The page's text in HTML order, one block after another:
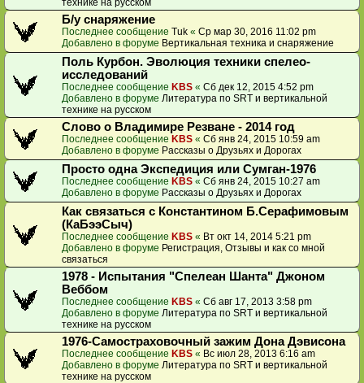
Б/у снаряжение
Последнее сообщение Tuk « Ср мар 30, 2016 11:02 pm
Добавлено в форуме Вертикальная техника и снаряжение
Поль Курбон. Эволюция техники спелео-
исследований
Последнее сообщение KBS « Сб дек 12, 2015 4:52 pm
Добавлено в форуме Литература по SRT и вертикальной
технике на русском
Слово о Владимире Резване - 2014 год
Последнее сообщение KBS « Сб янв 24, 2015 10:59 am
Добавлено в форуме Рассказы о Друзьях и Дорогах
Просто одна Экспедиция или Сумган-1976
Последнее сообщение KBS « Сб янв 24, 2015 10:27 am
Добавлено в форуме Рассказы о Друзьях и Дорогах
Как связаться с Константином Б.Серафимовым
(КаБээСыч)
Последнее сообщение KBS « Вт окт 14, 2014 5:21 pm
Добавлено в форуме Регистрация, Отзывы и как со мной
связаться
1978 - Испытания "Спелеан Шанта" Джоном
Веббом
Последнее сообщение KBS « Сб авг 17, 2013 3:58 pm
Добавлено в форуме Литература по SRT и вертикальной
технике на русском
1976-Самостраховочный зажим Дона Дэвисона
Последнее сообщение KBS « Вс июл 28, 2013 6:16 am
Добавлено в форуме Литература по SRT и вертикальной
технике на русском